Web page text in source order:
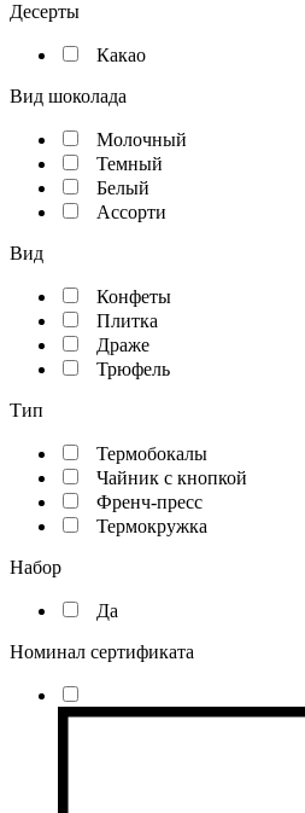
Десерты
Какао
Вид шоколада
Молочный
Темный
Белый
Ассорти
Вид
Конфеты
Плитка
Драже
Трюфель
Тип
Термобокалы
Чайник с кнопкой
Френч-пресс
Термокружка
Набор
Да
Номинал сертификата